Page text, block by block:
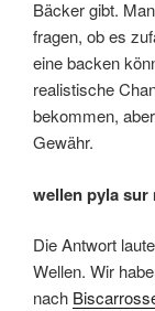
Bäcker gibt.
fragen, ob es
eine backen
realistische
bekommen,
Gewähr.
wellen pyla sur
Die Antwort
Wellen. Wir
nach